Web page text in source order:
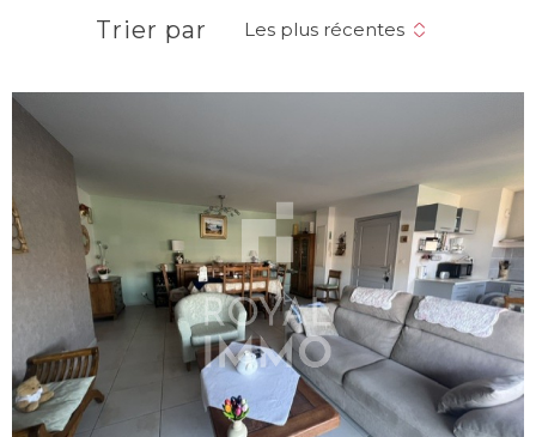
Trier par Les plus récentes